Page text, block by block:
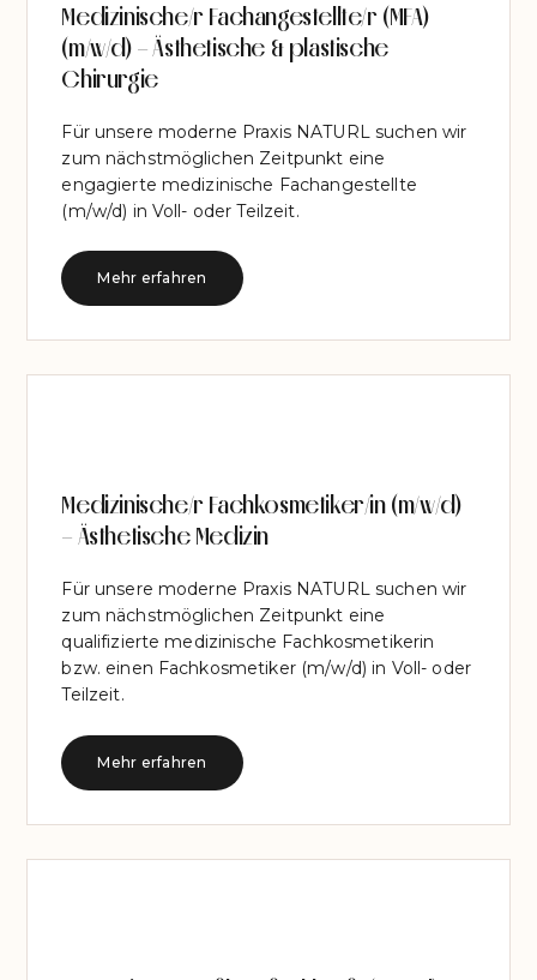
Medizinische/r Fachangestellte/r (MFA)
(m/w/d) – Ästhetische & plastische
Chirurgie
Für unsere moderne Praxis NATURL suchen wir
zum nächstmöglichen Zeitpunkt eine
engagierte medizinische Fachangestellte
(m/w/d) in Voll- oder Teilzeit.
Mehr erfahren
Medizinische/r Fachkosmetiker/in (m/w/d)
– Ästhetische Medizin
Für unsere moderne Praxis NATURL suchen wir
zum nächstmöglichen Zeitpunkt eine
qualifizierte medizinische Fachkosmetikerin
bzw. einen Fachkosmetiker (m/w/d) in Voll- oder
Teilzeit.
Mehr erfahren